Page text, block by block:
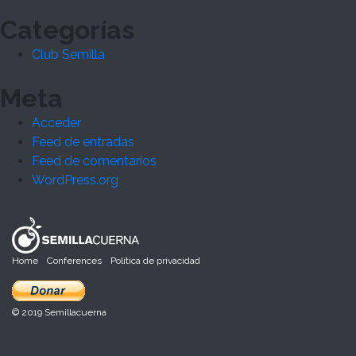
Categorías
Club Semilla
Meta
Acceder
Feed de entradas
Feed de comentarios
WordPress.org
Home Conferences Política de privacidad
© 2019 Semillacuerna